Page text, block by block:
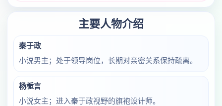
主要人物介绍
秦于政
小说男主；处于领导岗位，长期对亲密关系保持疏离。
杨栀言
小说女主；进入秦于政视野的旗袍设计师。